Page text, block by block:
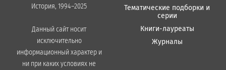
История, 1994–2025
Данный сайт носит
исключительно
информационный характер и
ни при каких условиях не
Тематические подборки и
серии
Книги-лауреаты
Журналы